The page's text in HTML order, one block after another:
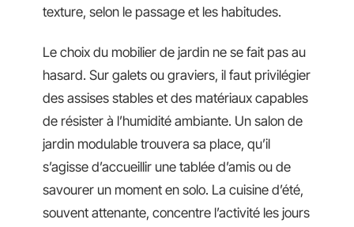
texture, selon le passage et les habitudes.
Le choix du mobilier de jardin ne se fait pas au
hasard. Sur galets ou graviers, il faut privilégier
des assises stables et des matériaux capables
de résister à l’humidité ambiante. Un salon de
jardin modulable trouvera sa place, qu’il
s’agisse d’accueillir une tablée d’amis ou de
savourer un moment en solo. La cuisine d’été,
souvent attenante, concentre l’activité les jours